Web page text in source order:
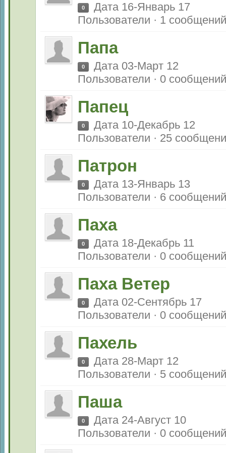
0
Дата 16-Январь 17
Пользователи · 1 сообщений
Папа
0
Дата 03-Март 12
Пользователи · 0 сообщений
Папец
0
Дата 10-Декабрь 12
Пользователи · 25
Патрон
0
Дата 13-Январь 13
Пользователи · 6 сообщений
Паха
0
Дата 18-Декабрь 11
Пользователи · 0 сообщений
Паха Ветер
0
Дата 02-Сентябрь 17
Пользователи · 0 сообщений
Пахель
0
Дата 28-Март 12
Пользователи · 5 сообщений
Паша
0
Дата 24-Август 10
Пользователи · 0 сообщений